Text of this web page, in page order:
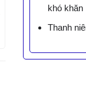
khó khăn
Thanh